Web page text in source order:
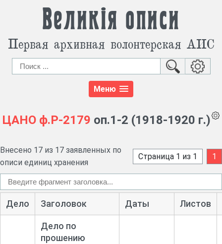
Великія описи
Первая архивная волонтерская АИС
Меню
ЦАНО ф.Р-2179 оп.1-2 (1918-1920 г.)
Внесено 17 из 17 заявленных по
описи единиц хранения
Страница 1 из 1 1
Дело Заголовок Даты Листов
Дело по
прошению